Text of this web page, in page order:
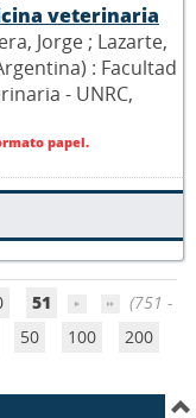
veterinaria
Jorge ; Lazarte,
: Facultad
- UNRC,
papel.
51
(751 -
50 100 200